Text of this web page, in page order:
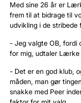
Med sine 26 år er
frem til at bidrage til
udvikling i de stribede
- Jeg valgte OB, fordi
for mig, udtaler
- Det er en god klub,
måden, man gør
snakke med Peer